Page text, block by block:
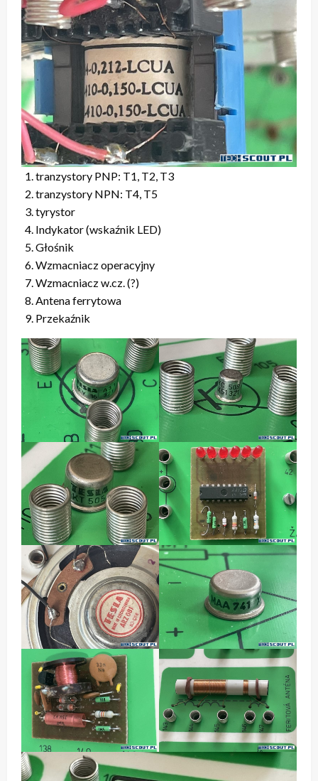
tranzystory PNP: T1, T2, T3
tranzystory NPN: T4, T5
tyrystor
Indykator (wskaźnik LED)
Głośnik
Wzmacniacz operacyjny
Wzmacniacz w.cz. (?)
Antena ferrytowa
Przekaźnik